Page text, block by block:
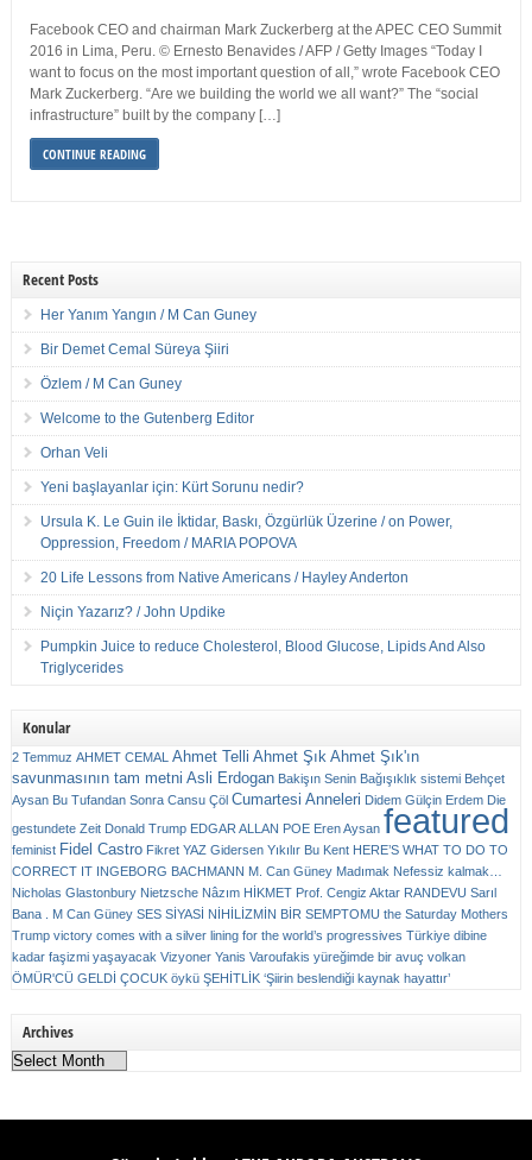
Facebook CEO and chairman Mark Zuckerberg at the APEC CEO Summit
2016 in Lima, Peru. © Ernesto Benavides / AFP / Getty Images “Today I
want to focus on the most important question of all,” wrote Facebook CEO
Mark Zuckerberg. “Are we building the world we all want?” The “social
infrastructure” built by the company […]
CONTINUE READING
Recent Posts
Her Yanım Yangın / M Can Guney
Bir Demet Cemal Süreya Şiiri
Özlem / M Can Guney
Welcome to the Gutenberg Editor
Orhan Veli
Yeni başlayanlar için: Kürt Sorunu nedir?
Ursula K. Le Guin ile İktidar, Baskı, Özgürlük Üzerine / on Power,
Oppression, Freedom / MARIA POPOVA
20 Life Lessons from Native Americans / Hayley Anderton
Niçin Yazarız? / John Updike
Pumpkin Juice to reduce Cholesterol, Blood Glucose, Lipids And Also
Triglycerides
Konular
2 Temmuz AHMET CEMAL Ahmet Telli Ahmet Şık Ahmet Şık'ın
savunmasının tam metni Asli Erdogan Bakişın Senin Bağışıklık sistemi Behçet
Aysan Bu Tufandan Sonra Cansu Çöl Cumartesi Anneleri Didem Gülçin Erdem Die
gestundete Zeit Donald Trump EDGAR ALLAN POE Eren Aysan featured
feminist Fidel Castro Fikret YAZ Gidersen Yıkılır Bu Kent HERE’S WHAT TO DO TO
CORRECT IT INGEBORG BACHMANN M. Can Güney Madımak Nefessiz kalmak…
Nicholas Glastonbury Nietzsche Nâzım HİKMET Prof. Cengiz Aktar RANDEVU Sarıl
Bana . M Can Güney SES SİYASİ NİHİLİZMİN BİR SEMPTOMU the Saturday Mothers
Trump victory comes with a silver lining for the world’s progressives Türkiye dibine
kadar faşizmi yaşayacak Vizyoner Yanis Varoufakis yüreğimde bir avuç volkan
ÖMÜR'CÜ GELDİ ÇOCUK öykü ŞEHİTLİK ‘Şiirin beslendiği kaynak hayattır’
Archives
Archives